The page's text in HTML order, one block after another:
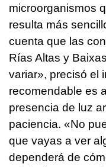
microorganismos
resulta más
cuenta que las
Rías Altas y
variar», precisó el
recomendable es
presencia de luz
paciencia. «No
que vayas a ver
dependerá de